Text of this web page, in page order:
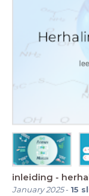
inleiding -
January 2025- 15